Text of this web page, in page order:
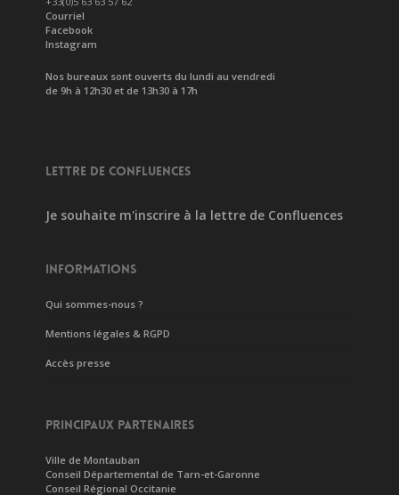
Courriel
Facebook
Instagram
Nos bureaux sont ouverts du lundi au vendredi
de 9h à 12h30 et de 13h30 à 17h
LETTRE DE CONFLUENCES
Je souhaite m'inscrire à la lettre de Confluences
INFORMATIONS
Qui sommes-nous ?
Mentions légales & RGPD
Accès presse
PRINCIPAUX PARTENAIRES
Ville de Montauban
Conseil Départemental de Tarn-et-Garonne
Conseil Régional Occitanie